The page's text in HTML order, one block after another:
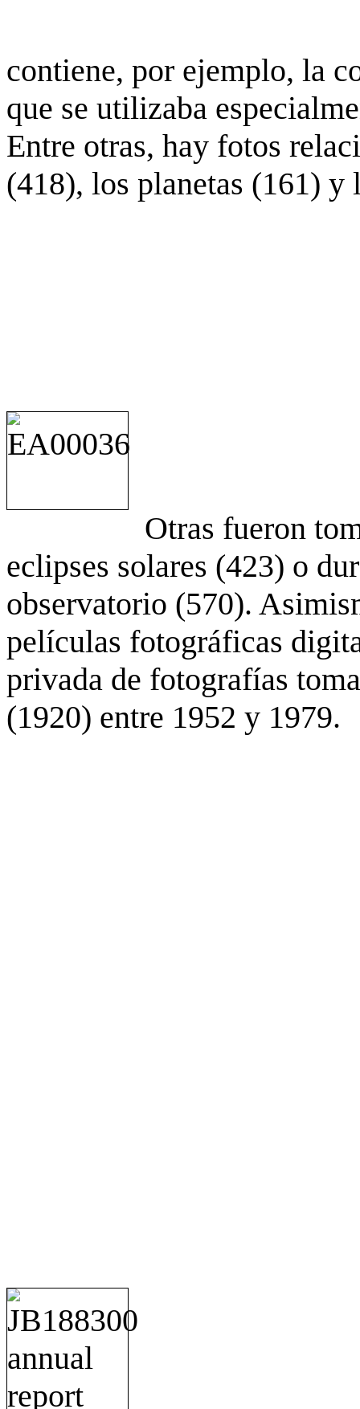
contiene, por ejemplo, la
que se utilizaba
Entre otras, hay fotos
(418), los planetas (161) y
Otras fueron
eclipses solares (423) o
observatorio (570).
películas fotográficas
privada de fotografías
(1920) entre 1952 y 1979.